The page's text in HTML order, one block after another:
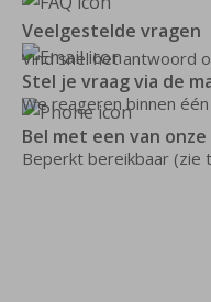
Veelgestelde vragen
Vind snel het antwoord
Stel je vraag via de
We reageren binnen
Bel met een van
Beperkt bereikbaar (zie